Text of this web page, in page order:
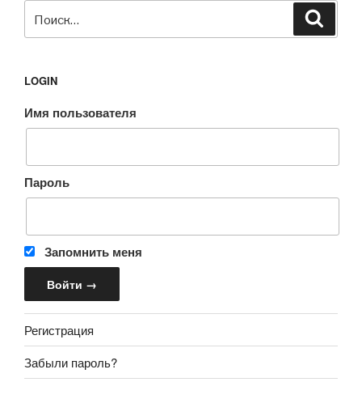
LOGIN
Имя пользователя
Пароль
Запомнить меня
Регистрация
Забыли пароль?